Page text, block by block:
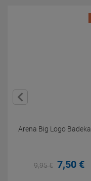
Arena Big Logo
9,95€ 7,50 €